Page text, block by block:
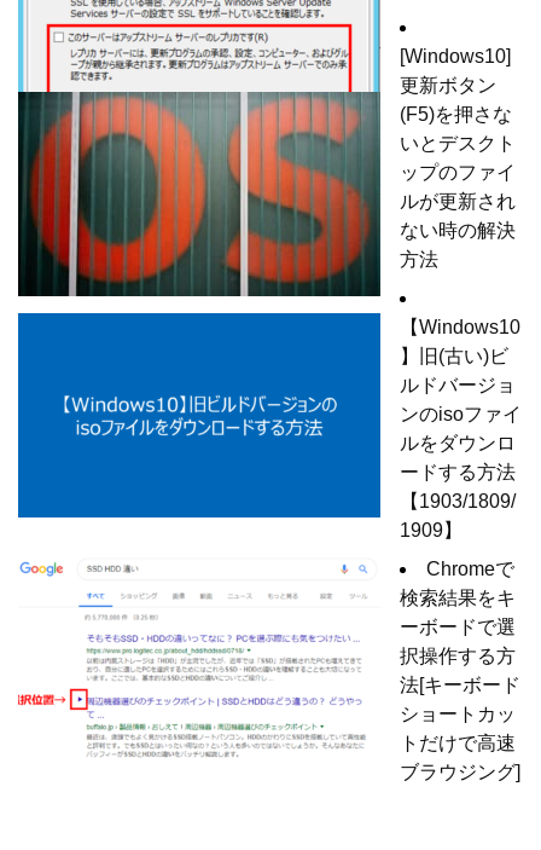
[Windows10]
更新ボタン
(F5)を押さな
いとデスクト
ップのファイ
ルが更新され
ない時の解決
方法
【Windows10
】旧(古い)ビ
ルドバージョ
ンのisoファイ
ルをダウンロ
ードする方法
【1903/1809/
1909】
Chromeで
検索結果をキ
ーボードで選
択操作する方
法[キーボード
ショートカッ
トだけで高速
ブラウジング]